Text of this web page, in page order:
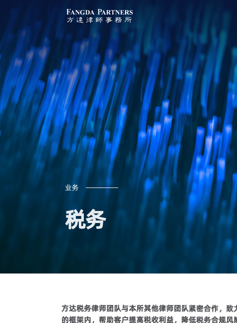
业务
税务
方达税务律师团队与本所其他律师团队紧密合作，
的框架内，帮助客户提高税收利益，降低税务合规风